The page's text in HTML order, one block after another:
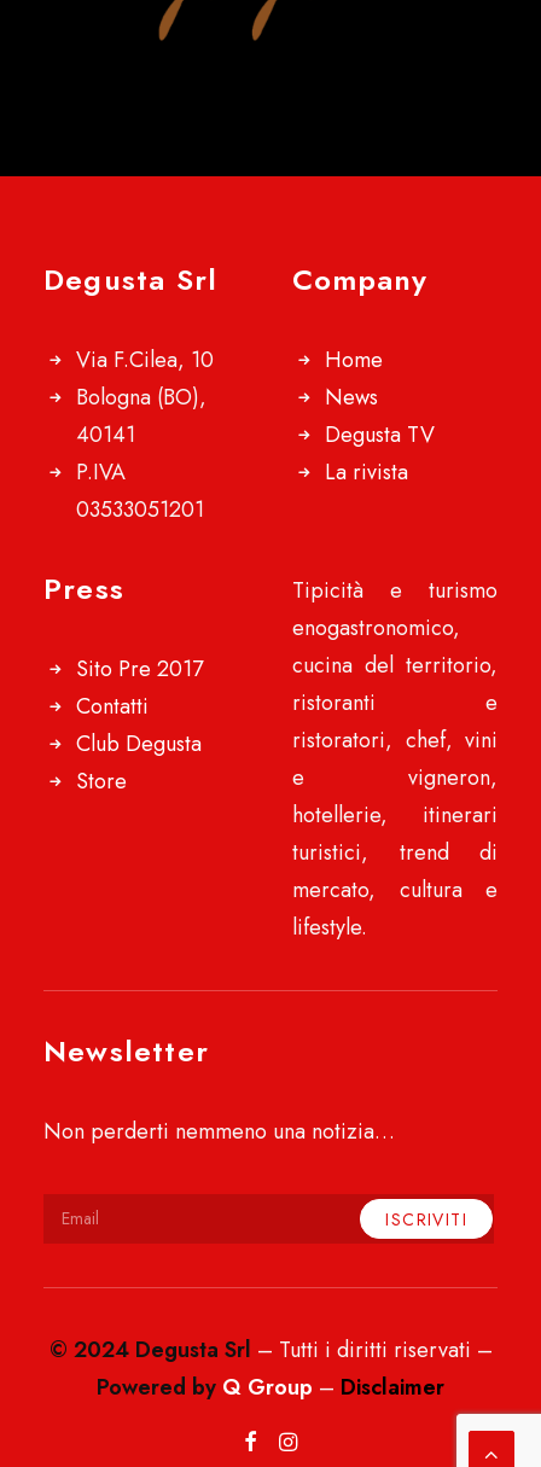
Degusta Srl
Via F.Cilea, 10
Bologna (BO),
40141
P.IVA
03533051201
Company
Home
News
Degusta TV
La rivista
Press
Sito Pre 2017
Contatti
Club Degusta
Store
Tipicità e turismo
enogastronomico,
cucina del territorio,
ristoranti e
ristoratori, chef, vini
e vigneron,
hotellerie, itinerari
turistici, trend di
mercato, cultura e
lifestyle.
Newsletter
Non perderti nemmeno una notizia…
© 2024 Degusta Srl – Tutti i diritti riservati –
Powered by Q Group – Disclaimer